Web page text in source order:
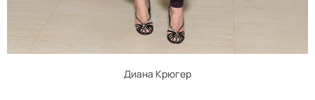
Диана Крюгер